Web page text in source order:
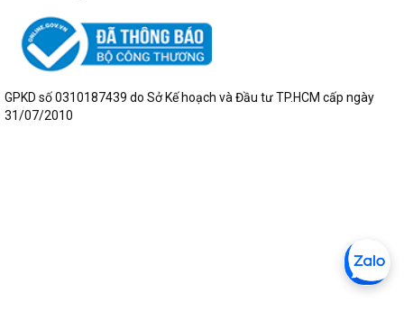
GPKD số 0310187439 do Sở Kế hoạch và Đầu tư TP.HCM cấp ngày
31/07/2010